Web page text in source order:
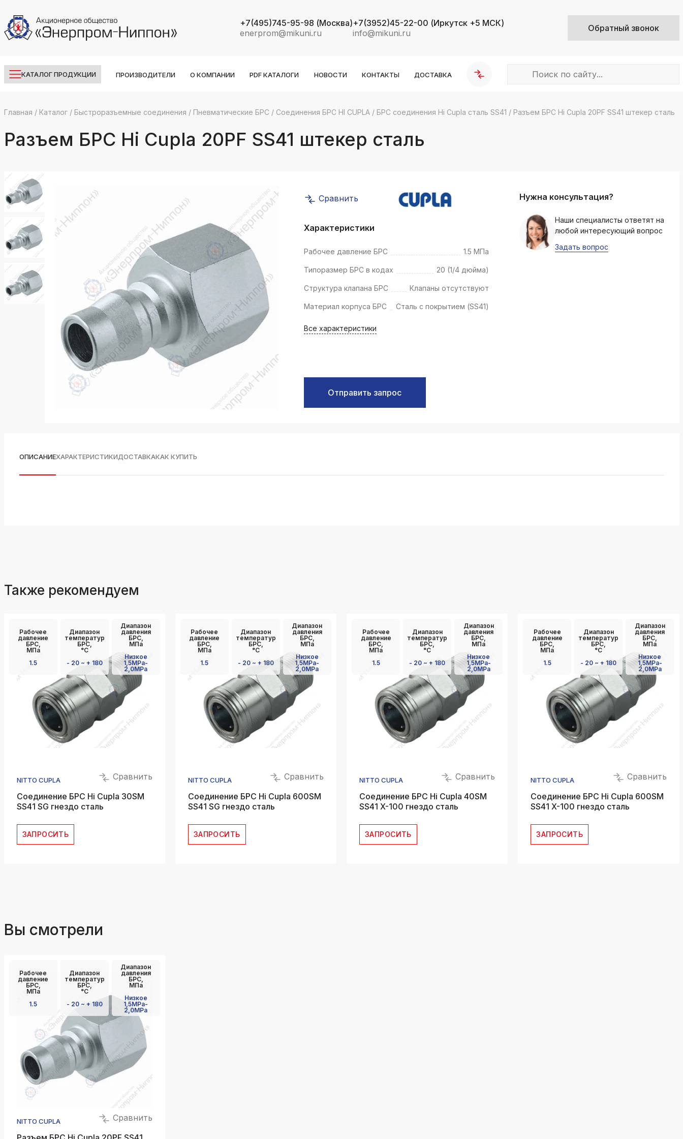
+7(495)745-95-98 (Москва)
enerprom@mikuni.ru
+7(3952)45-22-00 (Иркутск +5 МСК)
info@mikuni.ru
Обратный звонок
КАТАЛОГ ПРОДУКЦИИ ПРОИЗВОДИТЕЛИ О КОМПАНИИ PDF КАТАЛОГИ НОВОСТИ КОНТАКТЫ ДОСТАВКА
ksldkfjsdlfkjsls;ldfkgjsdl;kfkфыва
ksldkfjsdlfkjsls;ldfkgjsdl;kfkфыва
ksldkfjsdlfkjsls;ldfkgjsdl;kfkфыва
ksldkfjsdlfkjsls;ldfkgjsdl;kfkфыва
ksldkfjsdlfkjsls;ldfkgjsdl;kfkфыва
ksldkfjsdlfkjsls;ldfkgjsdl;kfkфыва
k
ksldkfjsdlfkjsls;ldfkgjsdl;kfkфыва
k
ksldkfjsdlfkjsls;ldfkgjsdl;kfkфыва
ksldkfjsdlfkjsls;ldfkgjsdl;kfkфыва
ksldkfjsdlfkjsls;ldfkgjsdl;kfkфыва
ksldkfjsdlfkjsls;ldfkgjsdl;kfkфыва
ksldkfjsdlfkjsls;ldfkgjsdl;kfkфыва
ksldkfjsdlfkjsls;ldfkgjsdl;kfkфыва
ksldkfjsdlfkjsls;ldfkgjsdl;kfkфыва
ksldkfjsdlfkjsls;ldfkgjsdl;kfkфыва
ksldkfjsdlfkjsls;ldfkgjsdl;kfkфыва
ksldkfjsdlfkjsls;ldfkgjsdl;kfkфыва
k
ksldkfjsdlfkjsls;ldfkgjsdl;kfkфыва
ksldkfjsdlfkjsls;ldfkgjsdl;kfkфыва
Главная / Каталог/ Быстроразъемные соединения / Пневматические БРС / Соединения БРС HI CUPLA/ БРС соединения Hi Cupla сталь SS41 / Разъем БРС Hi Cupla 20PF SS41 штекер сталь
Разъем БРС Hi Cupla 20PF SS41 штекер сталь
Сравнить
Характеристики
Рабочее давление БРС 1.5 МПа
Типоразмер БРС в кодах 20 (1/4 дюйма)
Структура клапана БРС Клапаны отсутствуют
Материал корпуса БРС Сталь с покрытием (SS41)
Все характеристики
Отправить запрос
Нужна консультация?
Наши специалисты ответят на
любой интересующий вопрос
Задать вопрос
ОПИСАНИЕХАРАКТЕРИСТИКИДОСТАВКАКАК КУПИТЬ
Также рекомендуем
Рабочее
давление
БРС,
МПа
1.5
Диапазон
температур
БРС,
°C
- 20 ~ + 180
Диапазон
давления
БРС,
МПа
Низкое
1,5MPa-
2,0MPa
NITTO CUPLA
Сравнить
Соединение БРС Hi Cupla 30SM
SS41 SG гнездо сталь
ЗАПРОСИТЬ
Рабочее
давление
БРС,
МПа
1.5
Диапазон
температур
БРС,
°C
- 20 ~ + 180
Диапазон
давления
БРС,
МПа
Низкое
1,5MPa-
2,0MPa
NITTO CUPLA
Сравнить
Соединение БРС Hi Cupla 600SM
SS41 SG гнездо сталь
ЗАПРОСИТЬ
Рабочее
давление
БРС,
МПа
1.5
Диапазон
температур
БРС,
°C
- 20 ~ + 180
Диапазон
давления
БРС,
МПа
Низкое
1,5MPa-
2,0MPa
NITTO CUPLA
Сравнить
Соединение БРС Hi Cupla 40SM
SS41 X-100 гнездо сталь
ЗАПРОСИТЬ
Рабочее
давление
БРС,
МПа
1.5
Диапазон
температур
БРС,
°C
- 20 ~ + 180
Диапазон
давления
БРС,
МПа
Низкое
1,5MPa-
2,0MPa
NITTO CUPLA
Сравнить
Соединение БРС Hi Cupla 600SM
SS41 X-100 гнездо сталь
ЗАПРОСИТЬ
Вы смотрели
Рабочее
давление
БРС,
МПа
1.5
Диапазон
температур
БРС,
°C
- 20 ~ + 180
Диапазон
давления
БРС,
МПа
Низкое
1,5MPa-
2,0MPa
NITTO CUPLA
Сравнить